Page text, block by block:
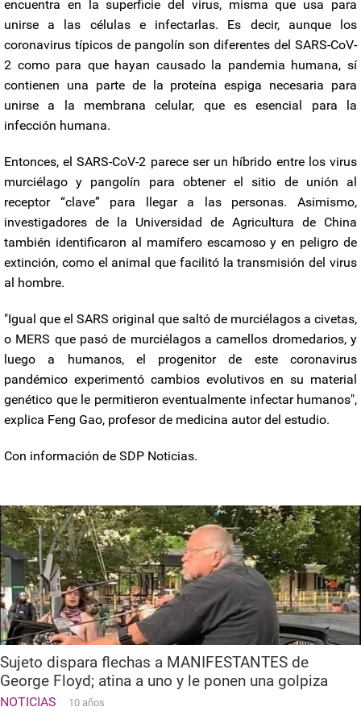
encuentra en la superficie del virus, misma que usa para
unirse a las células e infectarlas. Es decir, aunque los
coronavirus típicos de pangolín son diferentes del SARS-CoV-
2 como para que hayan causado la pandemia humana, sí
contienen una parte de la proteína espiga necesaria para
unirse a la membrana celular, que es esencial para la
infección humana.
Entonces, el SARS-CoV-2 parece ser un híbrido entre los virus
murciélago y pangolín para obtener el sitio de unión al
receptor “clave” para llegar a las personas. Asimismo,
investigadores de la Universidad de Agricultura de China
también identificaron al mamífero escamoso y en peligro de
extinción, como el animal que facilitó la transmisión del virus
al hombre.
"Igual que el SARS original que saltó de murciélagos a civetas,
o MERS que pasó de murciélagos a camellos dromedarios, y
luego a humanos, el progenitor de este coronavirus
pandémico experimentó cambios evolutivos en su material
genético que le permitieron eventualmente infectar humanos",
explica Feng Gao, profesor de medicina autor del estudio.
Con información de SDP Noticias.
Sujeto dispara flechas a MANIFESTANTES de
George Floyd; atina a uno y le ponen una golpiza
NOTICIAS 10 años